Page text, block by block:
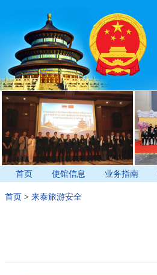
首页 使馆信息 业务指南
首页 > 来泰旅游安全